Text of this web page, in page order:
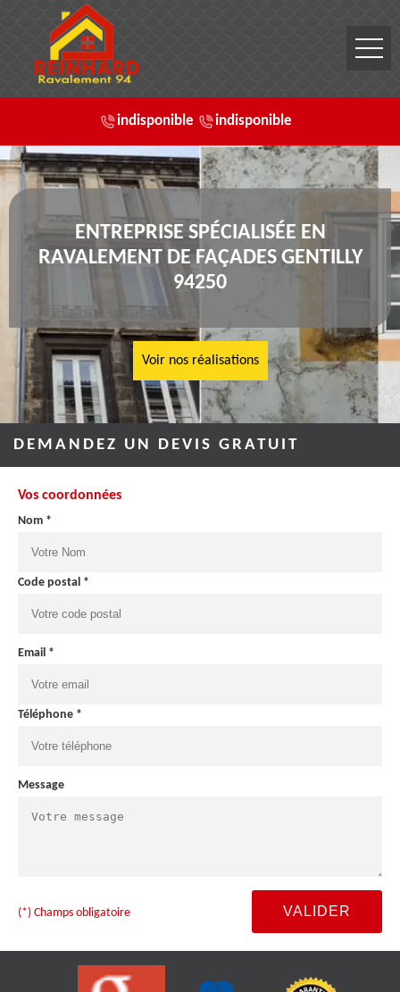
indisponible indisponible
ENTREPRISE SPÉCIALISÉE EN
RAVALEMENT DE FAÇADES GENTILLY
94250
Voir nos réalisations
DEMANDEZ UN DEVIS GRATUIT
Vos coordonnées
Nom *
Code postal *
Email *
Téléphone *
Message
(*) Champs obligatoire